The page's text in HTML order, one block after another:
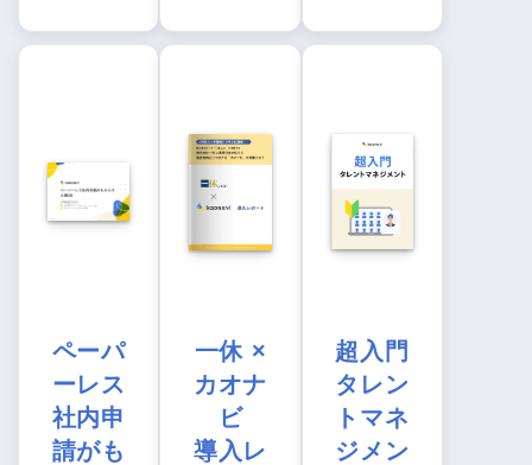
ペーパ
ーレス
社内申
請がも
一休 ×
カオナ
ビ
導入レ
超入門
タレン
トマネ
ジメン